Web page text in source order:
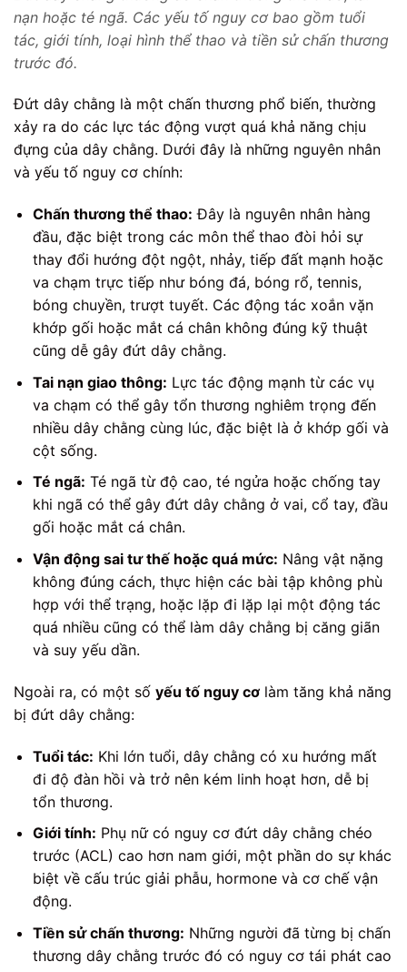
nạn hoặc té ngã. Các yếu tố nguy cơ bao gồm tuổi
tác, giới tính, loại hình thể thao và tiền sử chấn thương
trước đó.
Đứt dây chằng là một chấn thương phổ biến, thường
xảy ra do các lực tác động vượt quá khả năng chịu
đựng của dây chằng. Dưới đây là những nguyên nhân
và yếu tố nguy cơ chính:
Chấn thương thể thao: Đây là nguyên nhân hàng
đầu, đặc biệt trong các môn thể thao đòi hỏi sự
thay đổi hướng đột ngột, nhảy, tiếp đất mạnh hoặc
va chạm trực tiếp như bóng đá, bóng rổ, tennis,
bóng chuyền, trượt tuyết. Các động tác xoắn vặn
khớp gối hoặc mắt cá chân không đúng kỹ thuật
cũng dễ gây đứt dây chằng.
Tai nạn giao thông: Lực tác động mạnh từ các vụ
va chạm có thể gây tổn thương nghiêm trọng đến
nhiều dây chằng cùng lúc, đặc biệt là ở khớp gối và
cột sống.
Té ngã: Té ngã từ độ cao, té ngửa hoặc chống tay
khi ngã có thể gây đứt dây chằng ở vai, cổ tay, đầu
gối hoặc mắt cá chân.
Vận động sai tư thế hoặc quá mức: Nâng vật nặng
không đúng cách, thực hiện các bài tập không phù
hợp với thể trạng, hoặc lặp đi lặp lại một động tác
quá nhiều cũng có thể làm dây chằng bị căng giãn
và suy yếu dần.
Ngoài ra, có một số yếu tố nguy cơ làm tăng khả năng
bị đứt dây chằng:
Tuổi tác: Khi lớn tuổi, dây chằng có xu hướng mất
đi độ đàn hồi và trở nên kém linh hoạt hơn, dễ bị
tổn thương.
Giới tính: Phụ nữ có nguy cơ đứt dây chằng chéo
trước (ACL) cao hơn nam giới, một phần do sự khác
biệt về cấu trúc giải phẫu, hormone và cơ chế vận
động.
Tiền sử chấn thương: Những người đã từng bị chấn
thương dây chằng trước đó có nguy cơ tái phát cao